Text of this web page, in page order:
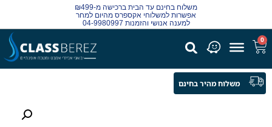
משלוח בחינם עד הבית ברכישה מ-₪499
אפשרות למשלוחי אקספרס מהיום למחר
למענה אנושי והזמנות 04-9980997
0
משלוח מהיר בחינם